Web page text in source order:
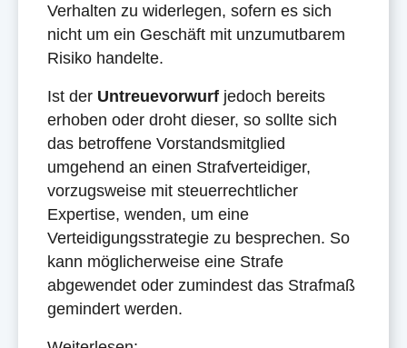
Verhalten zu widerlegen, sofern es sich
nicht um ein Geschäft mit unzumutbarem
Risiko handelte.
Ist der Untreuevorwurf jedoch bereits
erhoben oder droht dieser, so sollte sich
das betroffene Vorstandsmitglied
umgehend an einen Strafverteidiger,
vorzugsweise mit steuerrechtlicher
Expertise, wenden, um eine
Verteidigungsstrategie zu besprechen. So
kann möglicherweise eine Strafe
abgewendet oder zumindest das Strafmaß
gemindert werden.